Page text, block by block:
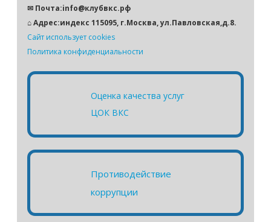
✉ Почта:info@клубвкс.рф
⌂ Адрес:индекс 115095, г.Москва, ул.Павловская,д.8.
Сайт использует cookies
Политика конфиденциальности
Оценка качества услуг
ЦОК ВКС
Противодействие
коррупции